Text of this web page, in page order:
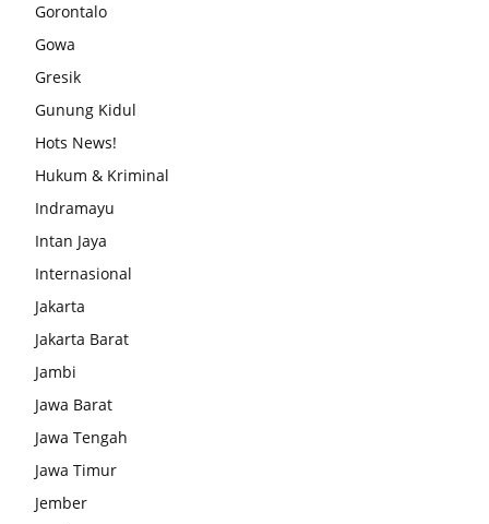
Gorontalo
Gowa
Gresik
Gunung Kidul
Hots News!
Hukum & Kriminal
Indramayu
Intan Jaya
Internasional
Jakarta
Jakarta Barat
Jambi
Jawa Barat
Jawa Tengah
Jawa Timur
Jember